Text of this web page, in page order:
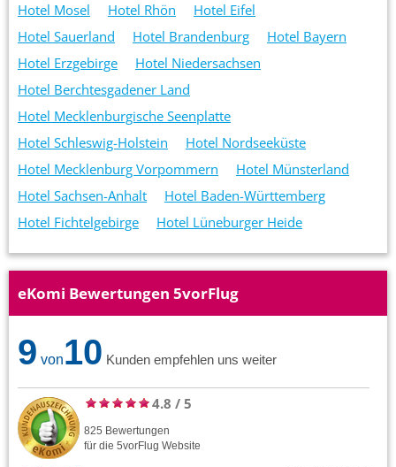
Hotel Mosel
Hotel Rhön
Hotel Eifel
Hotel Sauerland
Hotel Brandenburg
Hotel Bayern
Hotel Erzgebirge
Hotel Niedersachsen
Hotel Berchtesgadener Land
Hotel Mecklenburgische Seenplatte
Hotel Schleswig-Holstein
Hotel Nordseeküste
Hotel Mecklenburg Vorpommern
Hotel Münsterland
Hotel Sachsen-Anhalt
Hotel Baden-Württemberg
Hotel Fichtelgebirge
Hotel Lüneburger Heide
eKomi Bewertungen 5vorFlug
9 von10 Kunden empfehlen uns weiter
4.8 / 5
825 Bewertungen
für die 5vorFlug Website